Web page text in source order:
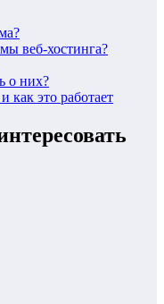
веб-хостинга?
о них?
как это работает